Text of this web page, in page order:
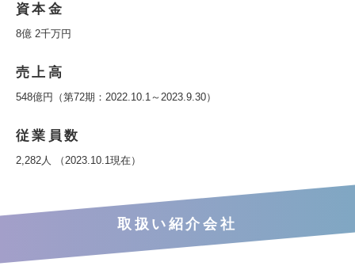
資本金
8億 2千万円
売上高
548億円（第72期：2022.10.1～2023.9.30）
従業員数
2,282人 （2023.10.1現在）
取扱い紹介会社